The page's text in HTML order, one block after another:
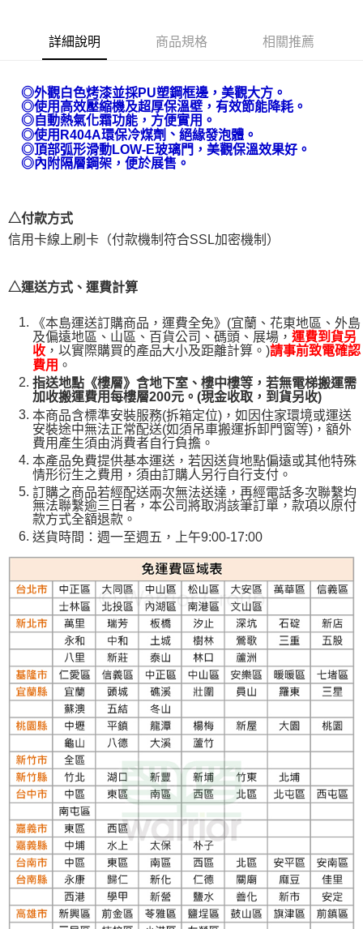
２．訂單成立數日內，您將收到繳費通知簡訊。
３．收到繳費通知簡訊後14天內，點擊此簡訊中的連結，可透過四大超商／
購買商品的店家。未經商家同意取消之訂單仍視為有效，需透過AFTEE先享
後付繳納相關費用。
※ 交易是否成功請以「AFTEE先享後付 」之結帳頁面顯示為準，若有關於
是否繳費成功／繳費後需取消欲退款等相關疑問，請聯繫「AFTEE先享後付
客戶支援中心」https://netprotections.freshdesk.com/support/home
易，需依本服務之必要範圍內提供個人資料，並將交易相關給付款項請求債
權轉讓予恩沛科技股份有限公司。
２．關於個人資料處理事宜，請瀏覽以下網址：
「AFTEE先享後付」，若未經同意申辦者引起之損失，本公司不負相關責
時審查核予不同之上限額度；若仍有額度不足之情形，本公司將視審查結果
請求用戶進行身份認證。
５．嚴禁一人註冊多個帳號或使用他人資訊註冊。若發現惡意使用之情形，
恩沛科技股份有限公司將有權停止該用戶之使用額度並採取法律行動。
詳細說明 商品規格 相關推薦
◎外觀白色烤漆並採PU塑鋼框邊，美觀大方。
◎使用高效壓縮機及超厚保溫壁，有效節能降耗。
◎自動熱氣化霜功能，方便實用。
◎使用R404A環保冷煤劑 、 絕緣發泡體。
◎頂部弧形滑動LOW-E玻璃門，美觀保溫效果好。
◎內附隔層鋼架，便於展售。
△付款方式
信用卡線上刷卡（付款機制符合SSL加密機制）
△運送方式、運費計算
《本島運送訂購商品，運費全免》(宜蘭、花東地區、外島
及偏遠地區、山區、百貨公司、碼頭、展場， 運費到貨另
收 ，以實際購買的產品大小及距離計算。)請事前致電確認
費用 。
指送地點《樓層》含地下室、樓中樓等，若無電梯搬運需
加收搬運費用每樓層200元。(現金收取，到貨另收)
本商品含標準安裝服務(拆箱定位)，如因住家環境或運送
安裝途中無法正常配送(如須吊車搬運拆卸門窗等)，額外
費用產生須由消費者自行負擔。
本產品免費提供基本運送，若因送貨地點偏遠或其他特殊
情形衍生之費用，須由訂購人另行自行支付。
訂購之商品若經配送兩次無法送達，再經電話多次聯繫均
無法聯繫逾三日者，本公司將取消該筆訂單，款項以原付
款方式全額退款。
送貨時間：週一至週五，上午9:00-17:00